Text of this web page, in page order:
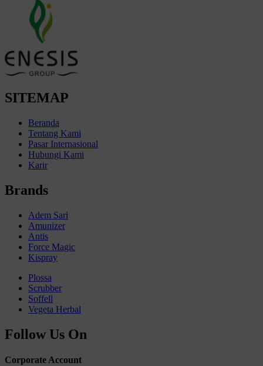
SITEMAP
Beranda
Tentang Kami
Pasar Internasional
Hubungi Kami
Karir
Brands
Adem Sari
Amunizer
Antis
Force Magic
Kispray
Plossa
Scrubber
Soffell
Vegeta Herbal
Follow Us On
Corporate Account